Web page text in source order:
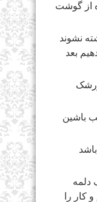
از گوشت
نشوند
بعد
زرشک
باشین
دلمه
کار را